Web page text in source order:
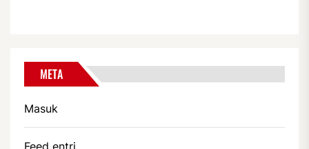
META
Masuk
Feed entri